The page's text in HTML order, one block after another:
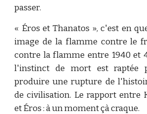
passer.
« Éros et Thanatos », c'est en
image de la flamme contre le
contre la flamme entre 1940 et
l'instinct de mort est raptée
produire une rupture de
de civilisation. Le rapport entre
et Éros : à un moment çà craque.